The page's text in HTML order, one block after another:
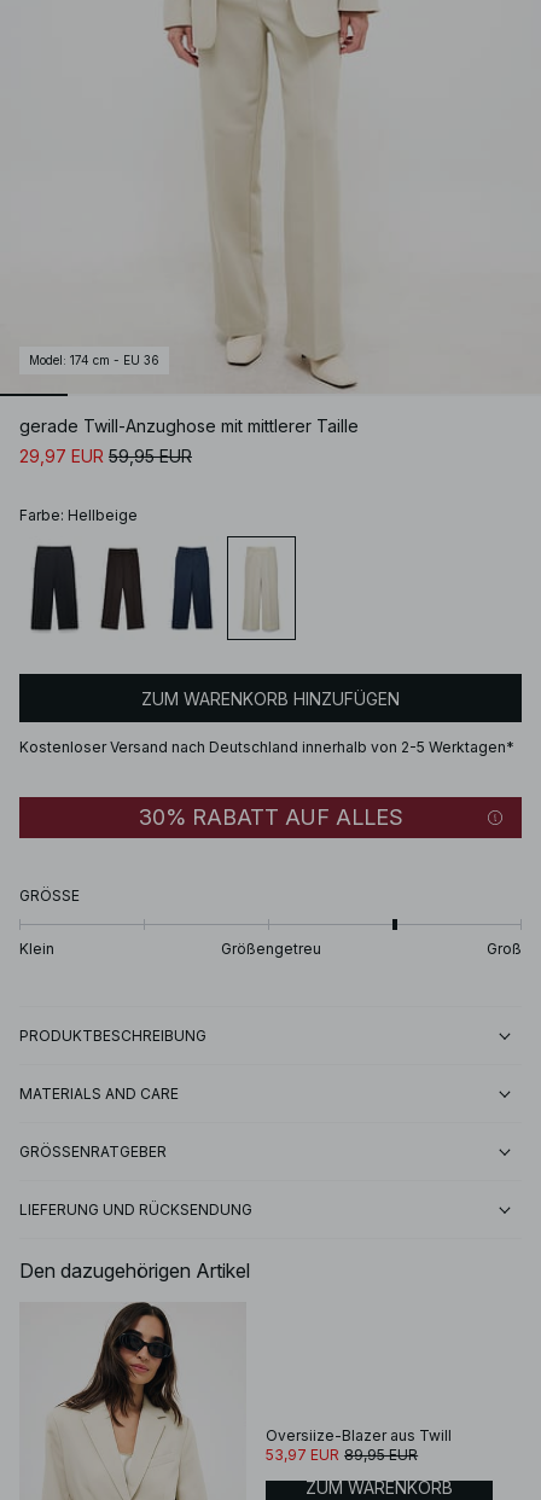
Model : 174 cm - EU 36
gerade Twill-Anzughose mit mittlerer Taille
29,97 EUR 59,95 EUR
Farbe: Hellbeige
ZUM WARENKORB HINZUFÜGEN
Kostenloser Versand nach Deutschland innerhalb von 2-5 Werktagen*
30% RABATT AUF ALLES
GRÖSSE
Klein Größengetreu Groß
PRODUKTBESCHREIBUNG
MATERIALS AND CARE
GRÖSSENRATGEBER
LIEFERUNG UND RÜCKSENDUNG
Den dazugehörigen Artikel
Oversiize-Blazer aus Twill
53,97 EUR 89,95 EUR
ZUM WARENKORB